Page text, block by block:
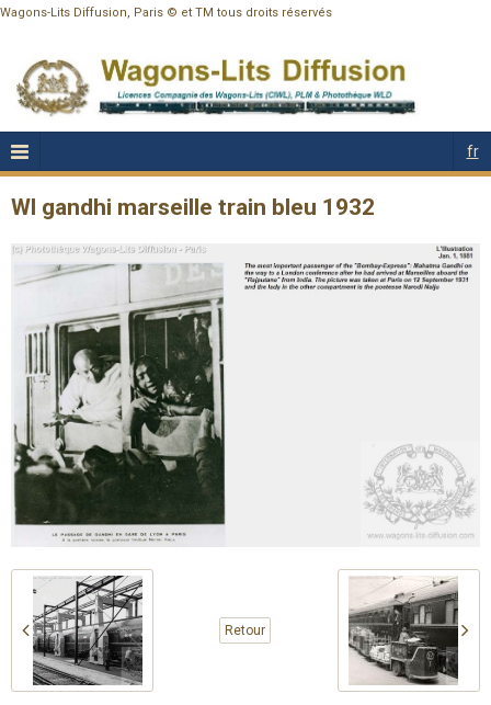
Wagons-Lits Diffusion, Paris © et TM tous droits réservés
fr
Wl gandhi marseille train bleu 1932
Retour